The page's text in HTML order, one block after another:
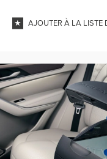
AJOUTER À LA LISTE